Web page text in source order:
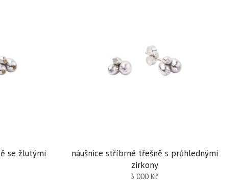
se žlutými
náušnice stříbrné třešně s průhlednými
zirkony
3 000Kč